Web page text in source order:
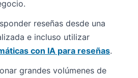
reseñas desde una
e incluso utilizar
con IA para reseñas.
grandes volúmenes de